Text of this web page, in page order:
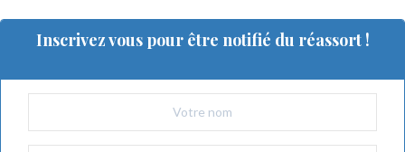
Inscrivez vous pour être notifié du réassort !